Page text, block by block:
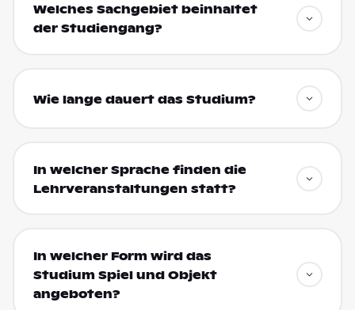
Welches Sachgebiet beinhaltet
der Studiengang?
Wie lange dauert das Studium?
In welcher Sprache finden die
Lehrveranstaltungen statt?
In welcher Form wird das
Studium Spiel und Objekt
angeboten?